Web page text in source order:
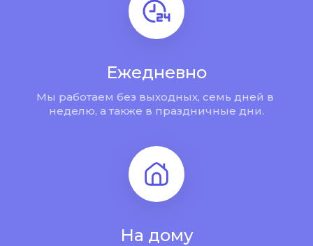
Ежедневно
Мы работаем без выходных, семь дней в
неделю, а также в праздничные дни.
На дому